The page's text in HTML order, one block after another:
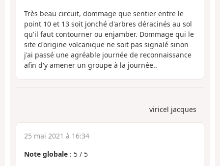
Très beau circuit, dommage que sentier entre le
point 10 et 13 soit jonché d'arbres déracinés au sol
qu'il faut contourner ou enjamber. Dommage qui le
site d'origine volcanique ne soit pas signalé sinon
j'ai passé une agréable journée de reconnaissance
afin d'y amener un groupe à la journée..
viricel jacques
25 mai 2021 à 16:34
Note globale : 5 / 5